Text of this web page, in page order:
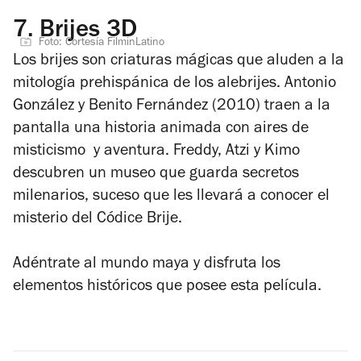
7. Brijes 3D
Foto: Cortesía FilminLatino
Los brijes son criaturas mágicas que aluden a la
mitología prehispánica de los alebrijes. Antonio
González y Benito Fernández (2010) traen a la
pantalla una historia animada con aires de
misticismo y aventura. Freddy, Atzi y Kimo
descubren un museo que guarda secretos
milenarios, suceso que les llevará a conocer el
misterio del Códice Brije.
Adéntrate al mundo maya y disfruta los
elementos históricos que posee esta película.